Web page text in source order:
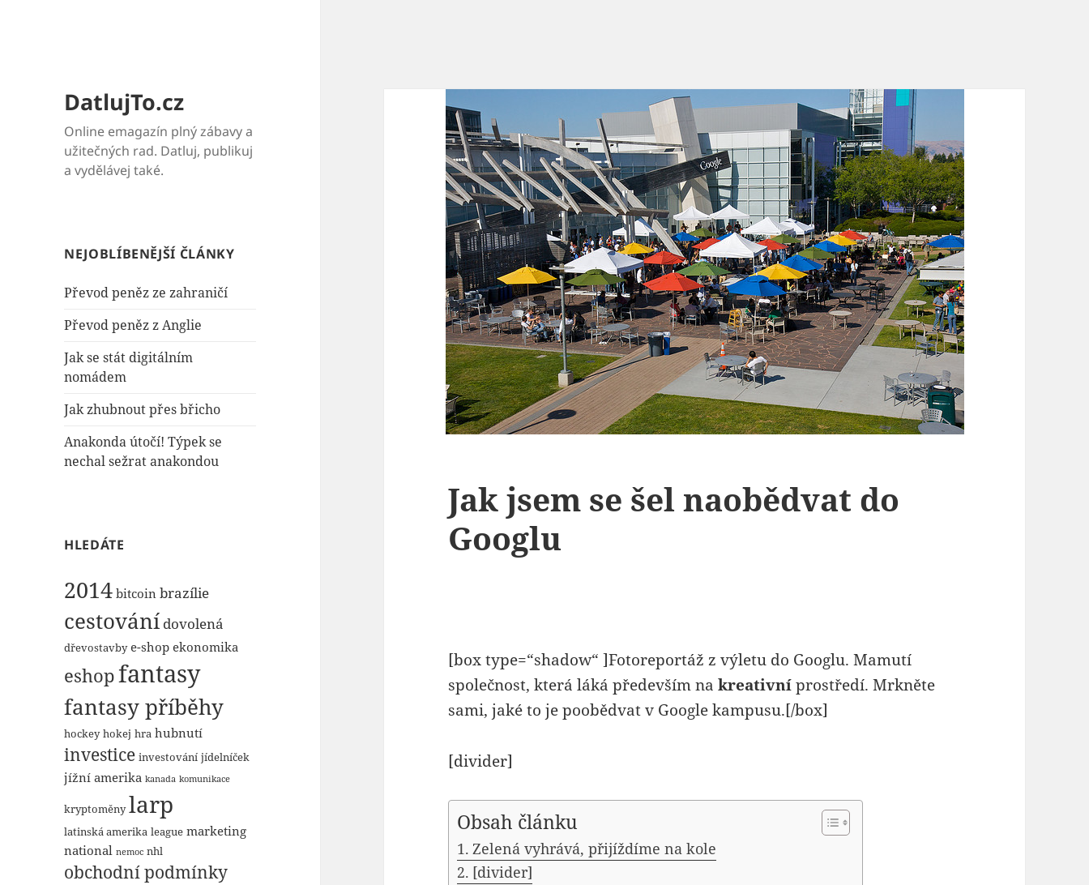
DatlujTo.cz
Online emagazín plný zábavy a
užitečných rad. Datluj, publikuj
a vydělávej také.
NEJOBLÍBENĚJŠÍ ČLÁNKY
Převod peněz ze zahraničí
Převod peněz z Anglie
Jak se stát digitálním
nomádem
Jak zhubnout přes břicho
Anakonda útočí! Týpek se
nechal sežrat anakondou
HLEDÁTE
2014 bitcoin brazílie
cestování dovolená
dřevostavby e-shop ekonomika
eshopfantasy
fantasy příběhy
hockey hokej hra hubnutí
investice investování jídelníček
jížní amerika kanada komunikace
kryptoměny larp
latinská amerika league marketing
national nemoc nhl
obchodní podmínky
Jak jsem se šel naobědvat do
Googlu
[box type=“shadow“ ]Fotoreportáž z výletu do Googlu. Mamutí
společnost, která láká především nakreativníprostředí. Mrkněte
sami, jaké to je poobědvat v Google kampusu.[/box]
[divider]
Obsah článku
Zelená vyhrává, přijíždíme na kole
[divider]